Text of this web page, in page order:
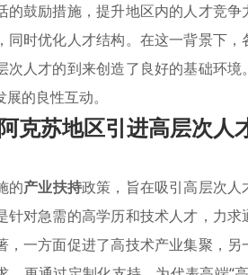
的鼓励措施，提升地区内的人才竞
同时优化人才结构。在这一背景下，
次人才的到来创造了良好的基础环
的良性互动。
克苏地区引进高层次人
的产业扶持政策，旨在吸引高层次
针对急需的高学历和技术人才，力
，一方面促进了高技术产业集聚，